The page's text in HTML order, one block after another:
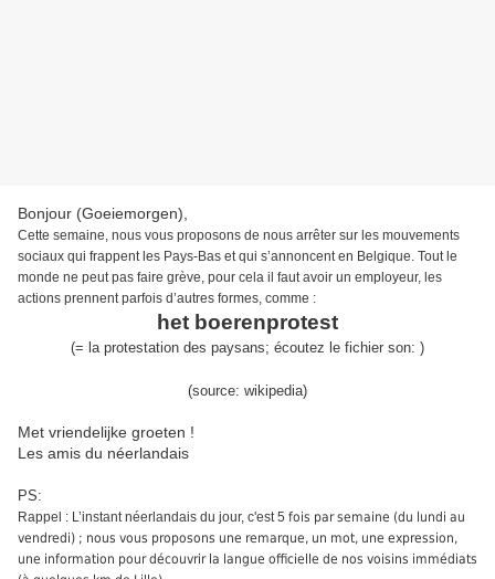
Bonjour (Goeiemorgen),
Cette semaine, nous vous proposons de nous arrêter sur les mouvements
sociaux qui frappent les Pays-Bas et qui s’annoncent en Belgique. Tout le
monde ne peut pas faire grève, pour cela il faut avoir un employeur, les
actions prennent parfois d’autres formes, comme :
het boerenprotest
(= la protestation des paysans; écoutez le fichier son: )
(source: wikipedia)
Met vriendelijke groeten !
Les amis du néerlandais
PS:
Rappel : L’instant néerlandais du jour, c'est 5 fois par semaine (du lundi au
vendredi) ; nous vous proposons une remarque, un mot, une expression,
une information pour découvrir la langue officielle de nos voisins immédiats